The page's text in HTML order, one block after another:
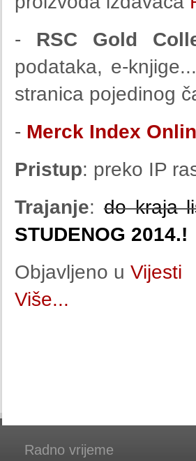
- RSC Gold
podataka, e-knjige...
stranica pojedinog
- Merck Index
Pristup: preko IP
Trajanje:do kraja
STUDENOG 2014.!
Objavljeno u Vijesti
Više...
Radno vrijeme